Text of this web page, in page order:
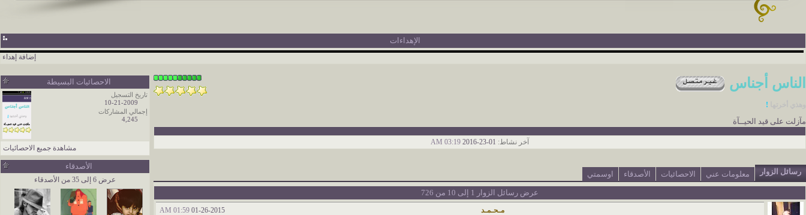
الإهداءات
إضافة إهداء
الناس أجناس
!
مآزلت على قيد الحيــآة
آخر نشاط: 03:19 AM
رسائل الزوار معلومات عني الاحصائيات الأصدقاء اوسمتي
عرض رسائل الزوار 1 إلى 10 من 726
01-26-2015
01:59 AM
مـحـمـد
الاحصائيات البسيطة
تاريخ التسجيل
10-21-2009
إجمالي المشاركات
4,245
مشاهدة جميع الاحصائيات
الأصدقاء
عرض 6 إلى 35 من الأصدقاء